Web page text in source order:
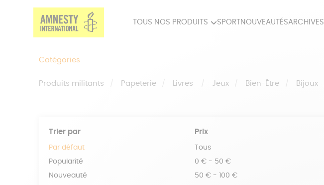
TOUS NOS PRODUITS SPORT NOUVEAUTÉSARCHIVES
Catégories
Produits militants Papeterie Livres Jeux Bien-Être Bijoux
Trier par
Par défaut
Popularité
Nouveauté
Prix
Tous
0 € - 50 €
50 € - 100 €